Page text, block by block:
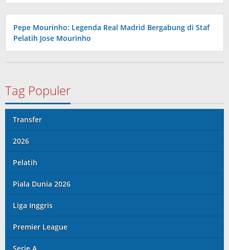
Pepe Mourinho: Legenda Real Madrid Bergabung di Staf
Pelatih Jose Mourinho
Tag Populer
Transfer
2026
Pelatih
Piala Dunia 2026
Liga Inggris
Premier League